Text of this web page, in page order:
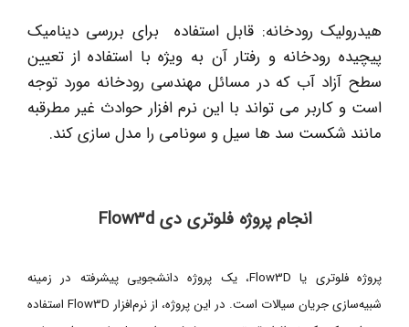
هیدرولیک رودخانه: قابل استفاده برای بررسی دینامیک
پیچیده رودخانه و رفتار آن به ویژه با استفاده از تعیین
سطح آزاد آب که در مسائل مهندسی رودخانه مورد توجه
است و کاربر می تواند با این نرم افزار حوادث غیر مطرقبه
مانند شکست سد ها سیل و سونامی را مدل سازی کند.
انجام پروژه فلوتری دی Flow3d
پروژه فلوتری یا Flow3D، یک پروژه دانشجویی پیشرفته در زمینه
شبیه‌سازی جریان سیالات است. در این پروژه، از نرم‌افزار Flow3D استفاده